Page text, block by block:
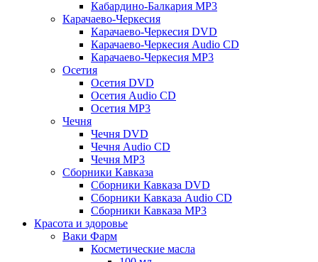
Кабардино-Балкария MP3
Карачаево-Черкесия
Карачаево-Черкесия DVD
Карачаево-Черкесия Audio CD
Карачаево-Черкесия MP3
Осетия
Осетия DVD
Осетия Audio CD
Осетия MP3
Чечня
Чечня DVD
Чечня Audio CD
Чечня MP3
Сборники Кавказа
Сборники Кавказа DVD
Сборники Кавказа Audio CD
Сборники Кавказа MP3
Красота и здоровье
Ваки Фарм
Косметические масла